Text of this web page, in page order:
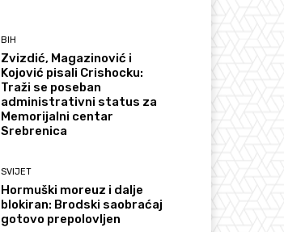
BIH
Zvizdić, Magazinović i
Kojović pisali Crishocku:
Traži se poseban
administrativni status za
Memorijalni centar
Srebrenica
SVIJET
Hormuški moreuz i dalje
blokiran: Brodski saobraćaj
gotovo prepolovljen